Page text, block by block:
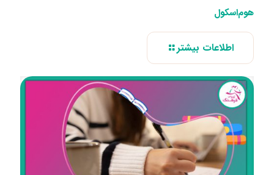
هوم‌اسکول
اطلاعات بیشتر